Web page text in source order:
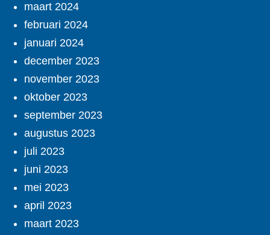
maart 2024
februari 2024
januari 2024
december 2023
november 2023
oktober 2023
september 2023
augustus 2023
juli 2023
juni 2023
mei 2023
april 2023
maart 2023